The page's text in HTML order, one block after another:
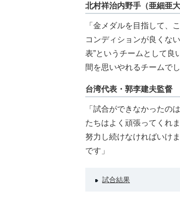
北村祥治内野手（亜細亜大
「金メダルを目指して、
コンディションが良くな
表”というチームとして良
間を思いやれるチームでし
台湾代表・郭李建夫監督
「試合ができなかったの
たちはよく頑張ってくれ
努力し続けなければいけ
です」
試合結果